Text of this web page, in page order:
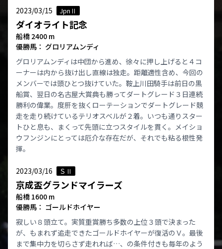
2023/03/15 JpnⅡ
ダイオライト記念
船橋 2400 m
優勝馬： グロリアムンディ
グロリアムンディは中団から進め、徐々に押し上げると４コ
ーナーは内から抜け出し直線は独走。距離適性含め、今回の
メンバーでは頭ひとつ抜けていた。鞍上川田騎手は前日の黒
船賞、翌日の名古屋大賞典も勝ってダートグレード３日連続
勝利の偉業。度肝を抜くローテーションでダートグレード競
走を走り続けているテリオスベルが２着。いつも通りスター
トひと息も、まくって先頭に立つスタイルを貫く。メイショ
ウフンジンにとっては厄介な存在だが、それでも粘る根性発
揮。
2023/03/16 ＳⅡ
京成盃グランドマイラーズ
船橋 1600 m
優勝馬： ゴールドホイヤー
寂しい８頭立て。実質重賞勝ち多数の上位３頭で決まった
が、もまれず追走できたゴールドホイヤーが復活のＶ。最後
まで集中力を切らさず走れれば…、の条件付きも毎年のよう